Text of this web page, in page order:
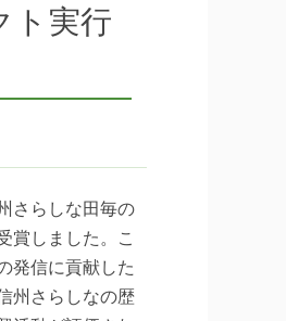
ト実行
さらしな田毎の
賞しました。こ
発信に貢献した
州さらしなの歴